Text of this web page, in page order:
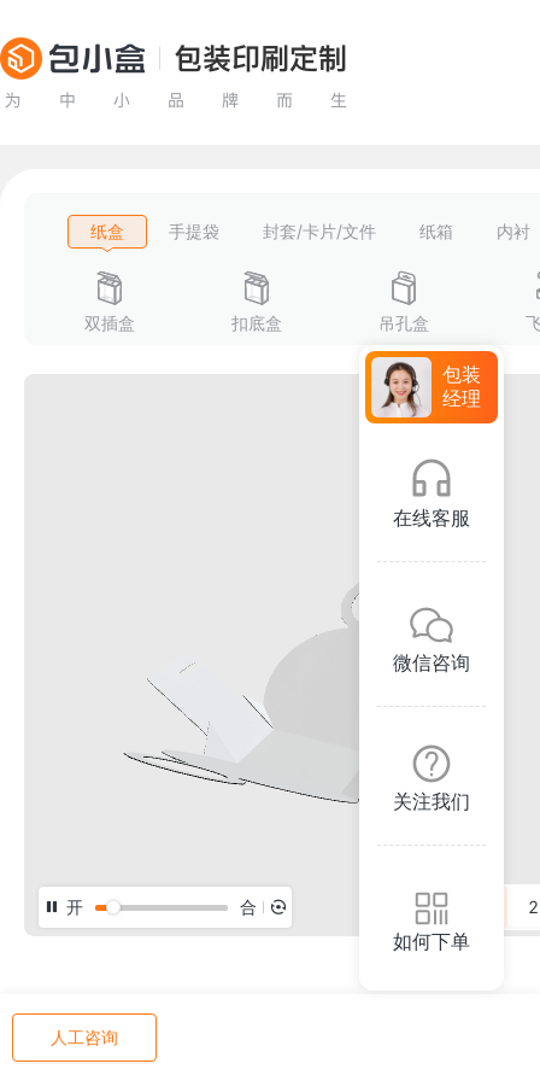
纸盒 手提袋 封套/卡片/文件 纸箱 内衬
双插盒 扣底盒 吊孔盒
开 合
人工咨询
包装
经理
在线客服
微信咨询
关注我们
如何下单